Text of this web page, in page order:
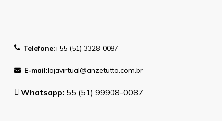
Telefone:+55 (51) 3328-0087
E-mail:lojavirtual@anzetutto.com.br
Whatsapp: 55 (51) 99908-0087